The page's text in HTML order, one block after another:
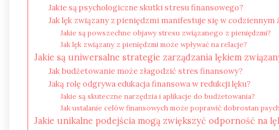
Jakie są psychologiczne skutki stresu finansowego?
Jak lęk związany z pieniędzmi manifestuje się w codziennym
Jakie są powszechne objawy stresu związanego z pieniędzmi?
Jak lęk związany z pieniędzmi może wpływać na relacje?
Jakie są uniwersalne strategie zarządzania lękiem
Jak budżetowanie może złagodzić stres finansowy?
Jaką rolę odgrywa edukacja finansowa w redukcji lęku?
Jakie są skuteczne narzędzia i aplikacje do budżetowania?
Jak ustalanie celów finansowych może poprawić dobrostan
Jakie unikalne podejścia mogą zwiększyć odporność na